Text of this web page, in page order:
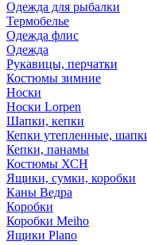
Одежда для рыбалки
Термобелье
Одежда флис
Одежда
Рукавицы, перчатки
Костюмы зимние
Носки
Носки Lorpen
Шапки, кепки
Кепки утепленные,
Кепки, панамы
Костюмы ХСН
Ящики, сумки, коробки
Каны Ведра
Коробки
Коробки Meiho
Ящики Plano